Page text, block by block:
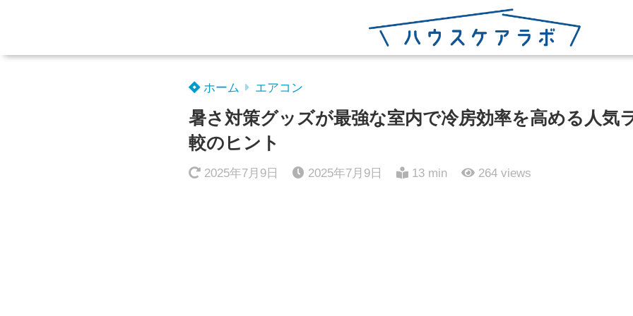
ホーム エアコン
暑さ対策グッズが最強な室内で冷房効率を高める人気
較のヒント
2025年7月9日 2025年7月9日 13 min 264 views